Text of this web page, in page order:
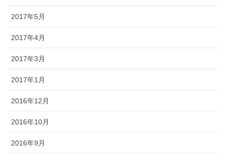
2017年5月
2017年4月
2017年3月
2017年1月
2016年12月
2016年10月
2016年9月